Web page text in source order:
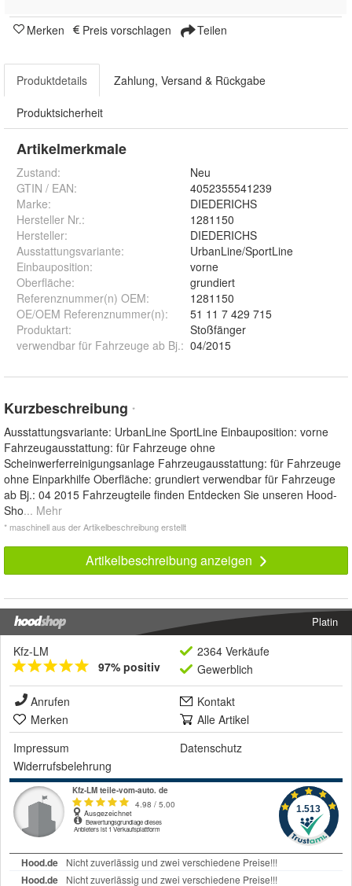
Merken Preis vorschlagen Teilen
Produktdetails Zahlung, Versand & Rückgabe
Produktsicherheit
Artikelmerkmale
Zustand:
Neu
GTIN / EAN:
4052355541239
Marke:
DIEDERICHS
Hersteller Nr.:
1281150
Hersteller:
DIEDERICHS
Ausstattungsvariante:
UrbanLine/SportLine
Einbauposition:
vorne
Oberfläche:
grundiert
Referenznummer(n) OEM:
1281150
OE/OEM Referenznummer(n):
51 11 7 429 715
Produktart:
Stoßfänger
verwendbar für Fahrzeuge ab Bj.: 04/2015
Kurzbeschreibung *
Ausstattungsvariante: UrbanLine SportLine Einbauposition: vorne
Fahrzeugausstattung: für Fahrzeuge ohne
Scheinwerferreinigungsanlage Fahrzeugausstattung: für Fahrzeuge
ohne Einparkhilfe Oberfläche: grundiert verwendbar für Fahrzeuge
ab Bj.: 04 2015 Fahrzeugteile finden Entdecken Sie unseren Hood-
Sho... Mehr
* maschinell aus der Artikelbeschreibung erstellt
Artikelbeschreibung anzeigen
Platin
Kfz-LM
97% positiv
2364 Verkäufe
Gewerblich
Anrufen
Kontakt
Merken
Alle Artikel
Impressum
Datenschutz
Widerrufsbelehrung